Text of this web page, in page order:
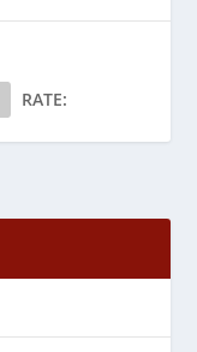
RATE: